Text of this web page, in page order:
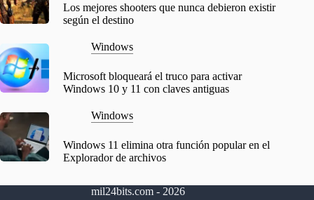
Los mejores shooters que nunca debieron existir
según el destino
Windows
Microsoft bloqueará el truco para activar
Windows 10 y 11 con claves antiguas
Windows
Windows 11 elimina otra función popular en el
Explorador de archivos
mil24bits.com - 2026